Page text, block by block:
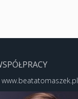
www.beatatomaszek.pl